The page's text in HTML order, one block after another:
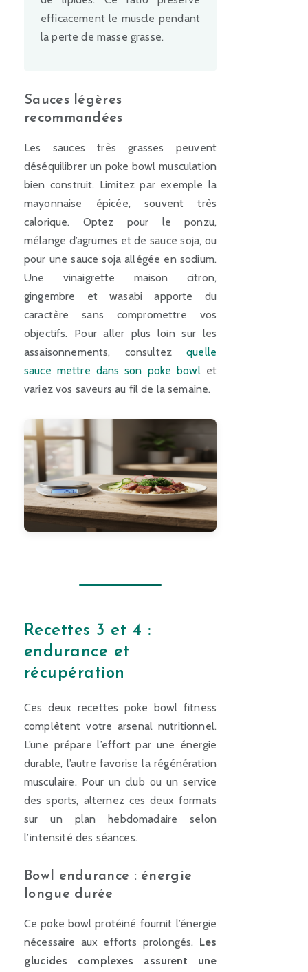
efficacement le muscle pendant
la perte de masse grasse.
Sauces légères
recommandées
Les sauces très grasses peuvent
déséquilibrer un poke bowl musculation
bien construit. Limitez par exemple la
mayonnaise épicée, souvent très
calorique. Optez pour le ponzu,
mélange d’agrumes et de sauce soja, ou
pour une sauce soja allégée en sodium.
Une vinaigrette maison citron,
gingembre et wasabi apporte du
caractère sans compromettre vos
objectifs. Pour aller plus loin sur les
assaisonnements, consultezquelle
sauce mettre dans son poke bowlet
variez vos saveurs au fil de la semaine.
Recettes 3 et 4 :
endurance et
récupération
Ces deux recettes poke bowl fitness
complètent votre arsenal nutritionnel.
L’une prépare l’effort par une énergie
durable, l’autre favorise la régénération
musculaire. Pour un club ou un service
des sports, alternez ces deux formats
sur un plan hebdomadaire selon
l’intensité des séances.
Bowl endurance : énergie
longue durée
Ce poke bowl protéiné fournit l’énergie
nécessaire aux efforts prolongés. Les
glucides complexes assurent une